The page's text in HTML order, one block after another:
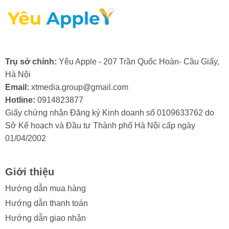
camera sau iPhone 16, máy sẽ lấy nét nhanh chóng.
Chụp ban đêm hoặc ngoài trời bị lóa sáng bất
Trong điều kiện thiếu sáng hoặc ngược sáng, ảnh chụp
bị lóa mạnh. Xuất hiện các quầng sáng lớn bất thường
xung quanh nguồn sáng như đèn đường, bóng đèn.
Đây là dấu hiệu cho thấy có vật cản như bụi hoặc mốc
bên trong đang làm khúc xạ ánh sáng sai lệch. Để xử lý
triệt để, bạn sẽ cần phải rửa đốm camera sau iPhone
16 từ chuyên gia. Việc rửa đốm camera sau iPhone sẽ
2. Nguyên nhân gây đốm mờ camera
sau iPhone 16
Trụ sở chính: Yêu Apple - 207 Trần Quốc Hoàn- Cầu Giấy,
Hà Nội
Email: xtmedia.group@gmail.com
Hotline: 0914823877
Giấy chứng nhận Đăng ký Kinh doanh số 0109633762 do
Sở Kế hoạch và Đầu tư Thành phố Hà Nội cấp ngày
01/04/2002
Giới thiệu
Hướng dẫn mua hàng
Hướng dẫn thanh toán
Hướng dẫn giao nhận